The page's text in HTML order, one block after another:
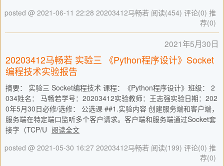
posted @ 2021-06-11 22:28 20203412马畅若 阅读(454) 评论(0) 推
荐(0)
2021年5月30日
20203412马畅若 实验三 《Python程序设计》Socket
编程技术实验报告
摘要： 实验三 Socket编程技术 课程：《Python程序设计》班级： 2
034姓名： 马畅若学号：20203412实验教师：王志强实验日期：202
0年5月30日必修/选修： 公选课 ##1.实验内容 创建服务端和客户端，
服务端在特定端口监听多个客户请求。客户端和服务端通过Socket套
接字（TCP/U 阅读全文
posted @ 2021-05-30 16:27 20203412马畅若 阅读(199) 评论(0) 推
荐(0)